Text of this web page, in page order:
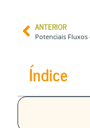
ANTERIOR
Índice